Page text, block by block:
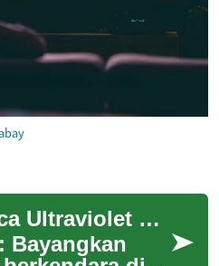
Teknologi Kaca Ultraviolet Canggih: Revolusi Keselamatan dan Kenyamanan Berkendara
Bayangkan